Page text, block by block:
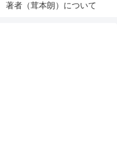
著者（茸本朗）について